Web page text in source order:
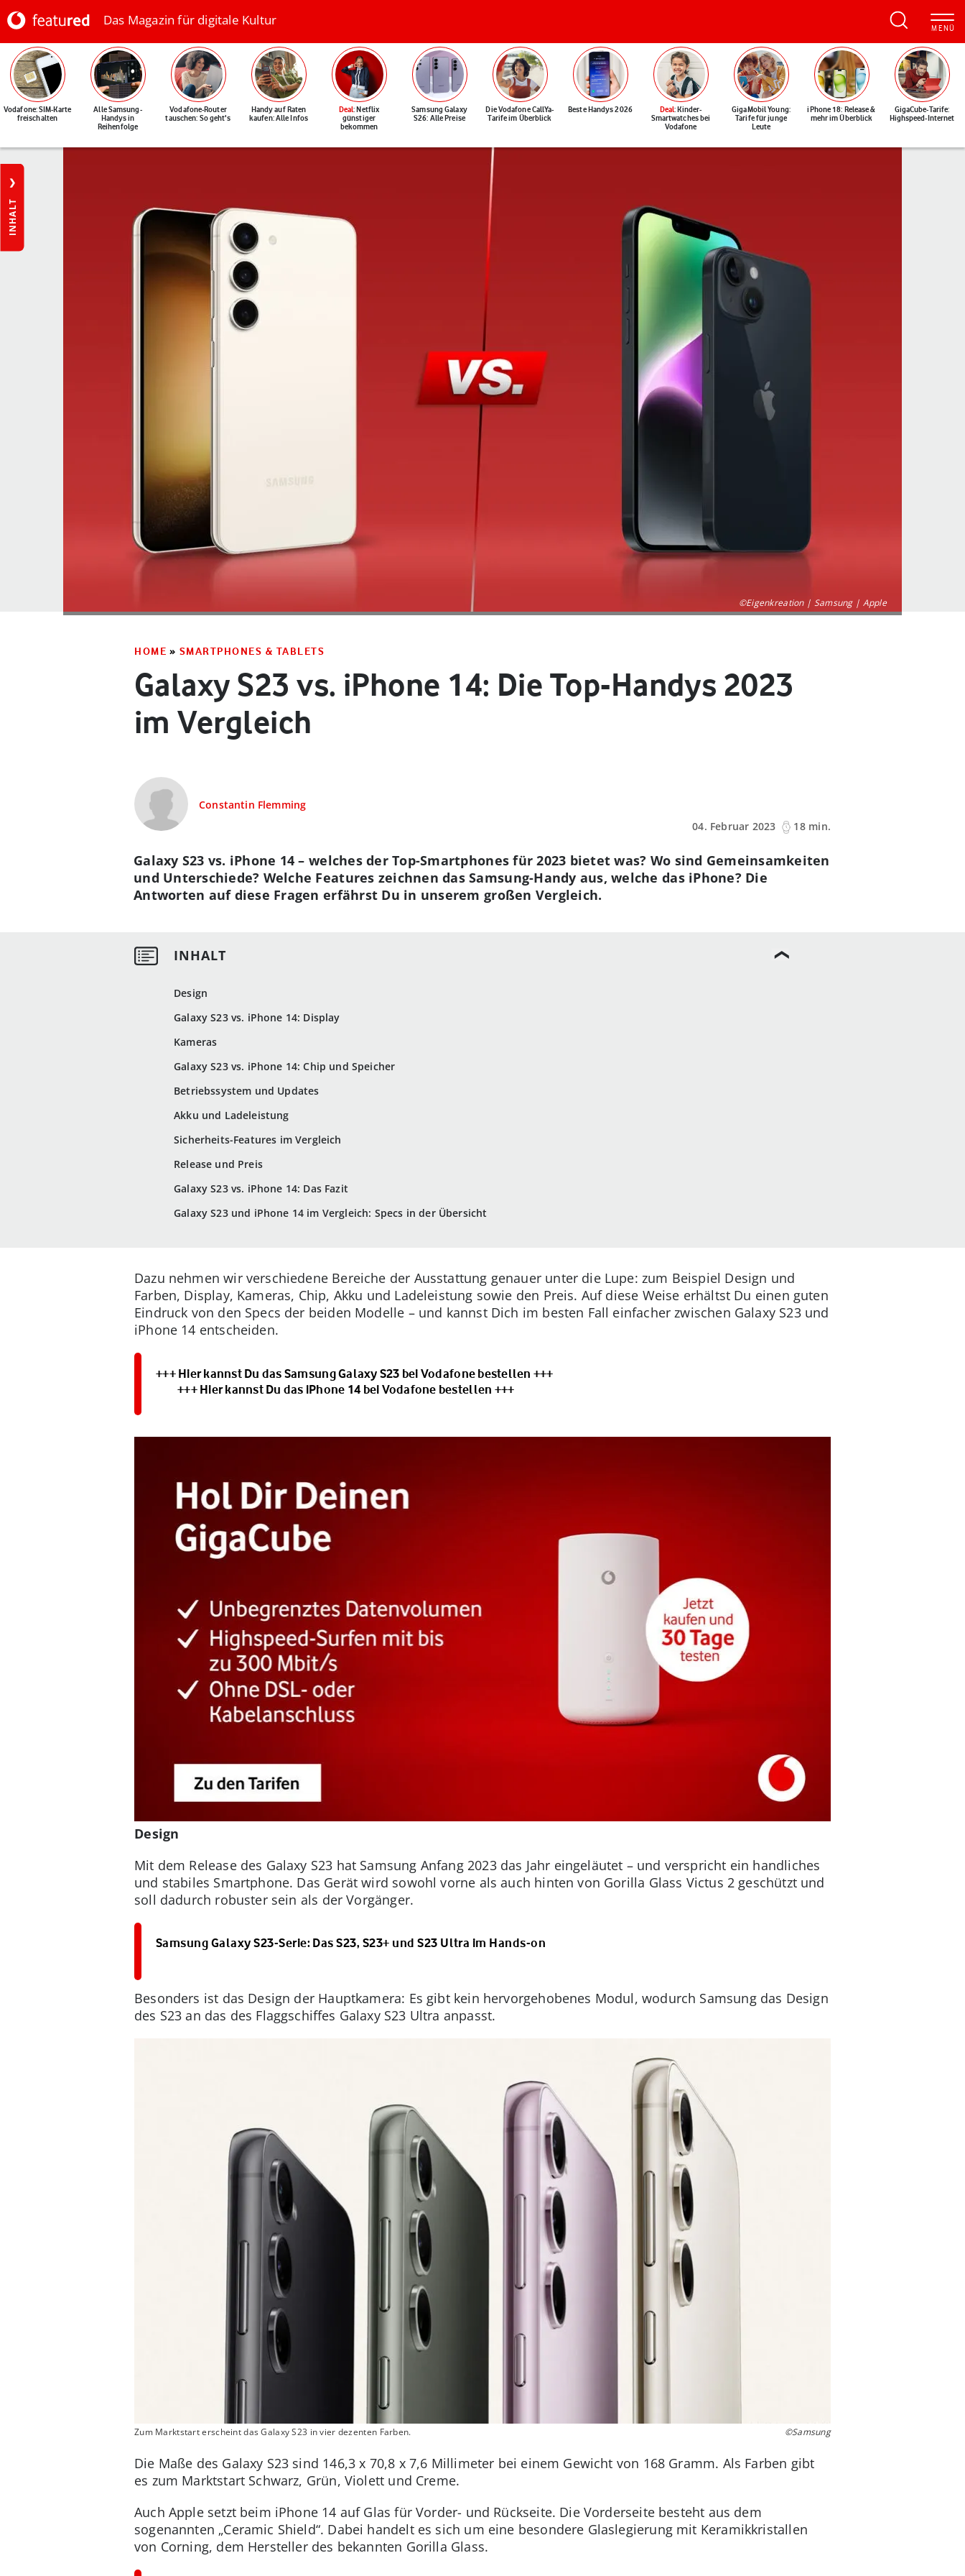
Das Magazin für digitale Kultur
Vodafone: SIM-Karte
freischalten
Alle Samsung-
Handys in
Reihenfolge
Vodafone-Router
tauschen: So geht's
Handy auf Raten
kaufen: Alle Infos
Deal: Netflix
günstiger
bekommen
Samsung Galaxy
S26: Alle Preise
Die Vodafone CallYa-
Tarife im Überblick
Beste Handys 2026 Deal: Kinder-
Smartwatches bei
Vodafone
GigaMobil Young:
Tarife für junge
Leute
iPhone 18: Release &
mehr im Überblick
GigaCube-Tarife:
Highspeed-Internet
INHALT
©Eigenkreation | Samsung | Apple
HOME » SMARTPHONES & TABLETS
Galaxy S23 vs. iPhone 14: Die Top-Handys 2023
im Vergleich
Constantin Flemming
04. Februar 2023
18 min.
Design
Galaxy S23 vs. iPhone 14: Display
Kameras
Galaxy S23 vs. iPhone 14: Chip und Speicher
Betriebssystem und Updates
Akku und Ladeleistung
Sicherheits-Features im Vergleich
Release und Preis
Galaxy S23 vs. iPhone 14: Das Fazit
Galaxy S23 und iPhone 14 im Vergleich: Specs in der Übersicht
Galaxy S23 vs. iPhone 14 – welches der Top-Smartphones für 2023 bietet was? Wo sind Gemeinsamkeiten
und Unterschiede? Welche Features zeichnen das Samsung-Handy aus, welche das iPhone? Die
Antworten auf diese Fragen erfährst Du in unserem großen Vergleich.
Dazu nehmen wir verschiedene Bereiche der Ausstattung genauer unter die Lupe: zum Beispiel Design und
Farben, Display, Kameras, Chip, Akku und Ladeleistung sowie den Preis. Auf diese Weise erhältst Du einen guten
Eindruck von den Specs der beiden Modelle – und kannst Dich im besten Fall einfacher zwischen Galaxy S23 und
iPhone 14 entscheiden.
+++ Hier kannst Du das Samsung Galaxy S23 bei Vodafone bestellen +++
+++ Hier kannst Du das iPhone 14 bei Vodafone bestellen +++
Design
Mit dem Release des Galaxy S23 hat Samsung Anfang 2023 das Jahr eingeläutet – und verspricht ein handliches
und stabiles Smartphone. Das Gerät wird sowohl vorne als auch hinten von Gorilla Glass Victus 2 geschützt und
soll dadurch robuster sein als der Vorgänger.
Samsung Galaxy S23-Serie: Das S23, S23+ und S23 Ultra im Hands-on
Besonders ist das Design der Hauptkamera: Es gibt kein hervorgehobenes Modul, wodurch Samsung das Design
des S23 an das des Flaggschiffes Galaxy S23 Ultra anpasst.
Zum Marktstart erscheint das Galaxy S23 in vier dezenten Farben. ©Samsung
Die Maße des Galaxy S23 sind 146,3 x 70,8 x 7,6 Millimeter bei einem Gewicht von 168 Gramm. Als Farben gibt
es zum Marktstart Schwarz, Grün, Violett und Creme.
Auch Apple setzt beim iPhone 14 auf Glas für Vorder- und Rückseite. Die Vorderseite besteht aus dem
sogenannten „Ceramic Shield“. Dabei handelt es sich um eine besondere Glaslegierung mit Keramikkristallen
von Corning, dem Hersteller des bekannten Gorilla Glass.